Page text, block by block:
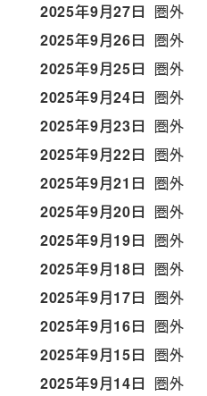
2025年9月27日 圏外
2025年9月26日 圏外
2025年9月25日 圏外
2025年9月24日 圏外
2025年9月23日 圏外
2025年9月22日 圏外
2025年9月21日 圏外
2025年9月20日 圏外
2025年9月19日 圏外
2025年9月18日 圏外
2025年9月17日 圏外
2025年9月16日 圏外
2025年9月15日 圏外
2025年9月14日 圏外